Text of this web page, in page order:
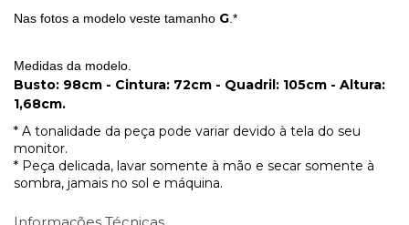
Nas fotos a modelo veste tamanho G .*
Medidas da modelo.
Busto: 98cm - Cintura: 72cm - Quadril: 105cm - Altura:
1,68cm.
* A tonalidade da peça pode variar devido à tela do seu
monitor.
* Peça delicada, lavar somente à mão e secar somente à
sombra, jamais no sol e máquina.